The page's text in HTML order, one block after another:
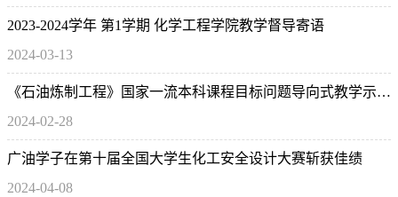
2023-2024学年 第1学期 ​化学工程学院教学督导寄语
2024-03-13
《石油炼制工程》国家一流本科课程目标问题导向式教学示范公开课
2024-02-28
广油学子在第十届全国大学生化工安全设计大赛斩获佳绩
2024-04-08